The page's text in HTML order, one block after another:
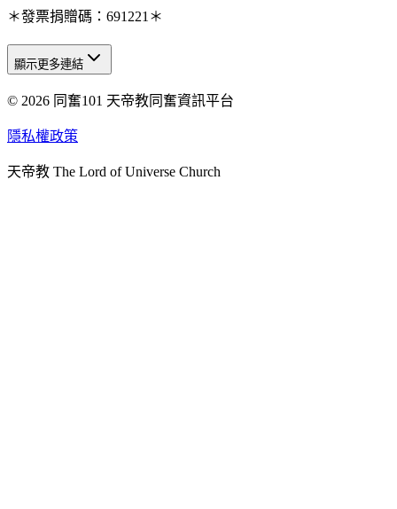
＊發票捐贈碼：691221＊
天人研究總院
天人研究學院
天人炁功院
顯示更多連結
© 2026 同奮101 天帝教同奮資訊平台
隱私權政策
天帝教 The Lord of Universe Church